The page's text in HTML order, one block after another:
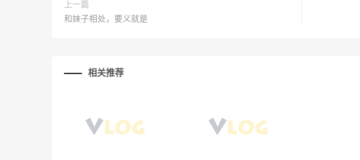
上一篇
和妹子相处，要义就是
相关推荐